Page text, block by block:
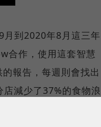
到2020年8月這三年
合作，使用這套智慧
報告，每週則會找出
減少了37%的食物浪
萬元）。